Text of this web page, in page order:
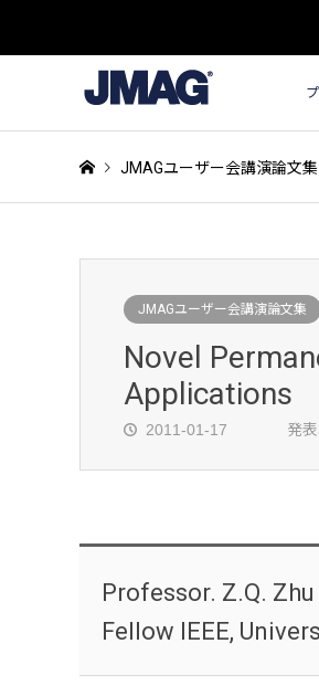
JMAGユーザー会講演論文集
JMAGユーザー会講演論文集
Novel
Applications
2011-01-17 発
Professor. Z.Q. Zhu
Fellow IEEE,